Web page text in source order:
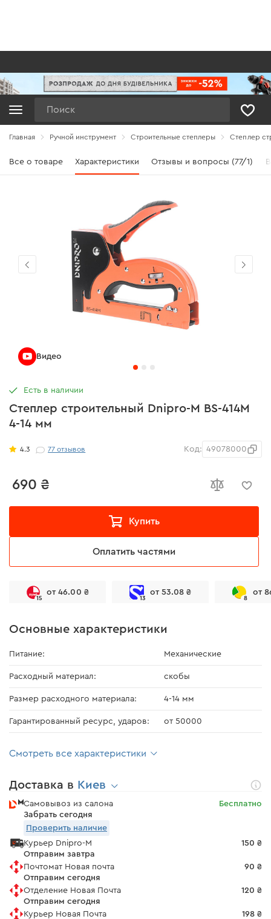
Главная Ручной инструмент Строительные степлеры Степлер
Все о товаре Характеристики Отзывы и вопросы (77/1)
Степлер строительный Dnipro-M BS-414М
4-14 мм
4.3 77отзывов Код: 49078000
690 ₴
Купить
Оплатить частями
15
от 46.00 ₴
13
от 53.08 ₴
8
от
Есть в наличии
Основные характеристики
Питание: Механические
Расходный материал: скобы
Размер расходного материала: 4-14 мм
Гарантированный ресурс, ударов: от 50000
Смотреть все характеристики
Доставка в Киев
Самовывоз из салона
Забрать сегодня
Бесплатно
Проверить наличие
Курьер Dnipro-M
Отправим завтра
150 ₴
Почтомат Новая почта
Отправим сегодня
90 ₴
Отделение Новая Почта
Отправим сегодня
120 ₴
Курьер Новая Почта
198 ₴
Видео